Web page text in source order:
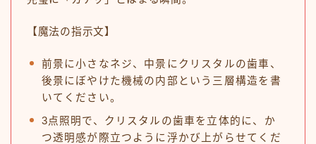
【魔法の指示文】
前景に小さなネジ、中景にクリスタルの歯車、
後景にぼやけた機械の内部という三層構造を書
いてください。
3点照明で、クリスタルの歯車を立体的に、か
つ透明感が際立つように浮かび上がらせてくだ